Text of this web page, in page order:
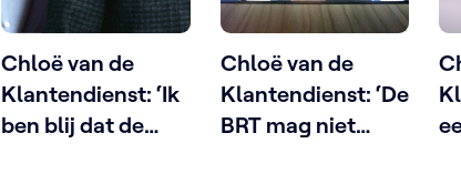
Chloë van de
Klantendienst: ‘Ik
ben blij dat de
Chloë van de
Klantendienst: ‘De
BRT mag niet